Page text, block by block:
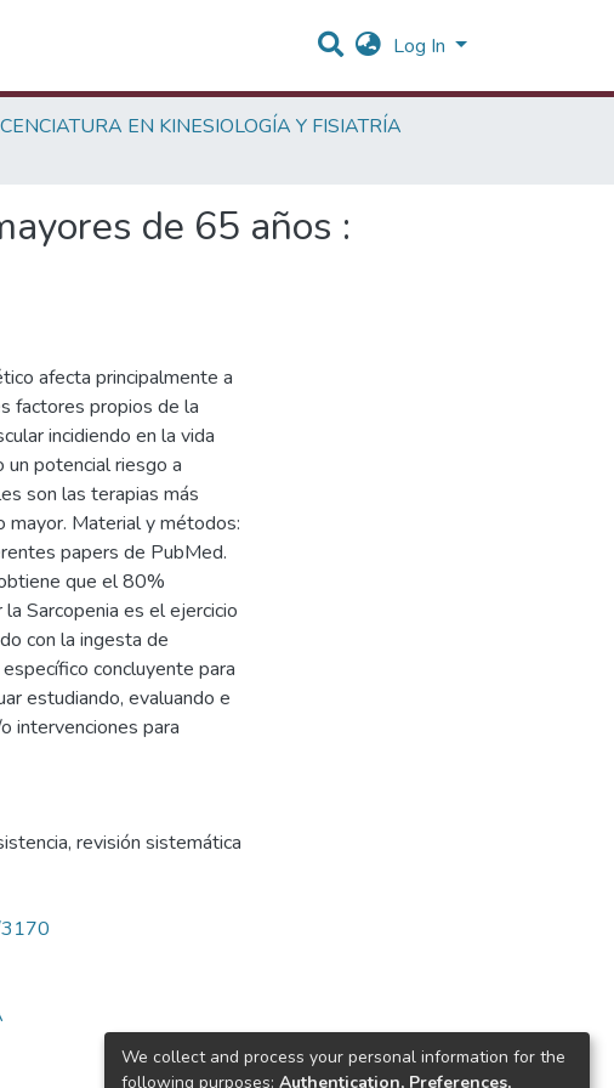
Log In
EN KINESIOLOGÍA Y FISIATRÍA
de 65 años :
afecta principalmente a
factores propios de la
incidiendo en la vida
un potencial riesgo a
son las terapias más
Material y métodos:
papers de PubMed.
que el 80%
Sarcopenia es el ejercicio
con la ingesta de
concluyente para
estudiando, evaluando e
intervenciones para
, revisión sistemática
We collect and process your personal information for the
following purposes: Authentication, Preferences,